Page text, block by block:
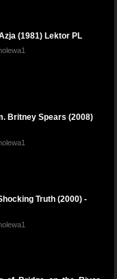
(1981) Lektor PL
Britney Spears (2008)
Truth (2000) -